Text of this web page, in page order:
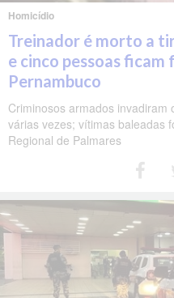
Homicídio
Treinador é morto a
e cinco pessoas ficam
Pernambuco
Criminosos armados
várias vezes; vítimas baleadas
Regional de Palmares